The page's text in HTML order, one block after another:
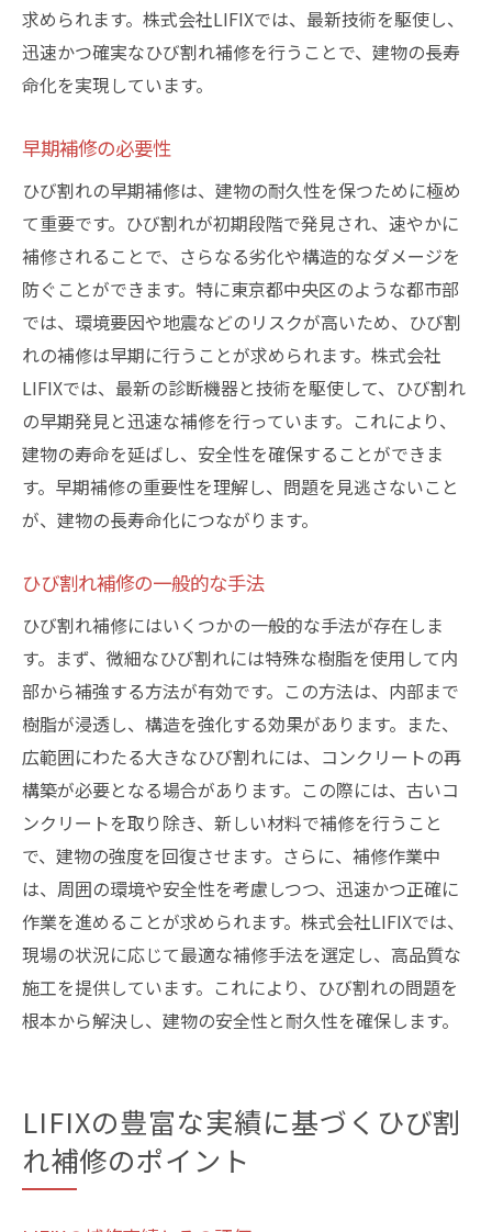
迅速かつ確実な対応
豊富な実績と信頼性
専門的な技術力と知識
最新技術の導入とその活用
LIFIXが提供するひび割れ補修の最新技術とその
最新技術の強み
環境に優しい補修方法
迅速な施工とその効果
耐久性を高める技術
コストパフォーマンスの高さ
LIFIX技術者の高度なスキル
求められます。株式会社LIFIXでは、最新技術を駆使し、
迅速かつ確実なひび割れ補修を行うことで、建物の長寿
命化を実現しています。
早期補修の必要性
ひび割れの早期補修は、建物の耐久性を保つために極め
て重要です。ひび割れが初期段階で発見され、速やかに
補修されることで、さらなる劣化や構造的なダメージを
防ぐことができます。特に東京都中央区のような都市部
では、環境要因や地震などのリスクが高いため、ひび割
れの補修は早期に行うことが求められます。株式会社
LIFIXでは、最新の診断機器と技術を駆使して、ひび割れ
の早期発見と迅速な補修を行っています。これにより、
建物の寿命を延ばし、安全性を確保することができま
す。早期補修の重要性を理解し、問題を見逃さないこと
が、建物の長寿命化につながります。
ひび割れ補修の一般的な手法
ひび割れ補修にはいくつかの一般的な手法が存在しま
す。まず、微細なひび割れには特殊な樹脂を使用して内
部から補強する方法が有効です。この方法は、内部まで
樹脂が浸透し、構造を強化する効果があります。また、
広範囲にわたる大きなひび割れには、コンクリートの再
構築が必要となる場合があります。この際には、古いコ
ンクリートを取り除き、新しい材料で補修を行うこと
で、建物の強度を回復させます。さらに、補修作業中
は、周囲の環境や安全性を考慮しつつ、迅速かつ正確に
作業を進めることが求められます。株式会社LIFIXでは、
現場の状況に応じて最適な補修手法を選定し、高品質な
施工を提供しています。これにより、ひび割れの問題を
根本から解決し、建物の安全性と耐久性を確保します。
LIFIXの豊富な実績に基づくひび割
れ補修のポイント